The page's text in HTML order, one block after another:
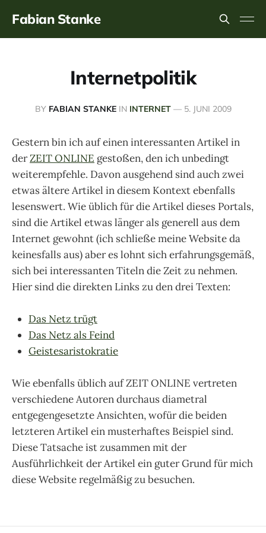
Fabian Stanke
Internetpolitik
BY FABIAN STANKEIN INTERNET— 5. JUNI 2009
Gestern bin ich auf einen interessanten Artikel in
derZEIT ONLINE gestoßen, den ich unbedingt
weiterempfehle. Davon ausgehend sind auch zwei
etwas ältere Artikel in diesem Kontext ebenfalls
lesenswert. Wie üblich für die Artikel dieses Portals,
sind die Artikel etwas länger als generell aus dem
Internet gewohnt (ich schließe meine Website da
keinesfalls aus) aber es lohnt sich erfahrungsgemäß,
sich bei interessanten Titeln die Zeit zu nehmen.
Hier sind die direkten Links zu den drei Texten:
Das Netz trügt
Das Netz als Feind
Geistesaristokratie
Wie ebenfalls üblich auf ZEIT ONLINE vertreten
verschiedene Autoren durchaus diametral
entgegengesetzte Ansichten, wofür die beiden
letzteren Artikel ein musterhaftes Beispiel sind.
Diese Tatsache ist zusammen mit der
Ausführlichkeit der Artikel ein guter Grund für mich
diese Website regelmäßig zu besuchen.